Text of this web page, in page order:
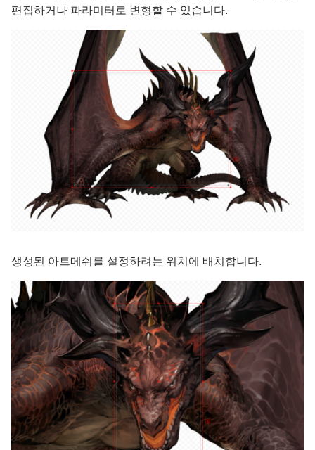
편집하거나 파라미터로 변형할 수 있습니다.
생성된 아트메쉬를 설정하려는 위치에 배치합니다.